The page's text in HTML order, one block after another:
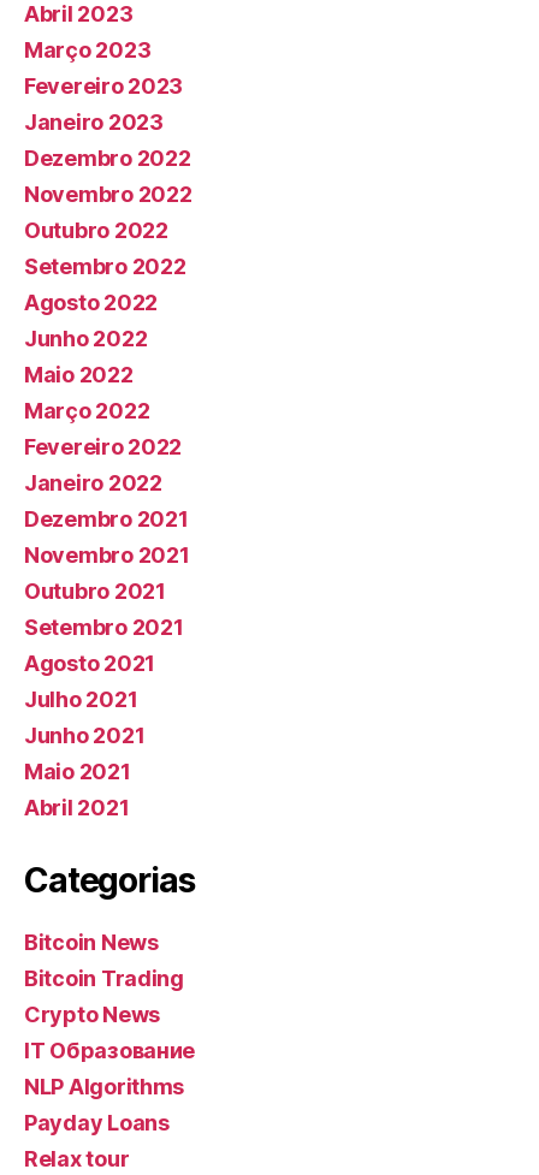
Abril 2023
Março 2023
Fevereiro 2023
Janeiro 2023
Dezembro 2022
Novembro 2022
Outubro 2022
Setembro 2022
Agosto 2022
Junho 2022
Maio 2022
Março 2022
Fevereiro 2022
Janeiro 2022
Dezembro 2021
Novembro 2021
Outubro 2021
Setembro 2021
Agosto 2021
Julho 2021
Junho 2021
Maio 2021
Abril 2021
Categorias
Bitcoin News
Bitcoin Trading
Crypto News
IT Образование
NLP Algorithms
Payday Loans
Relax tour